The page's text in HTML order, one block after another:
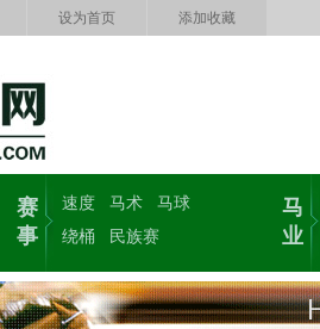
设为首页 添加收藏
赛
事
速度 马术
马球
绕桶
民族赛
马
业